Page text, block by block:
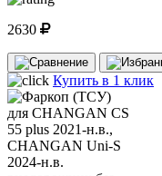
2630
Купить в 1 клик